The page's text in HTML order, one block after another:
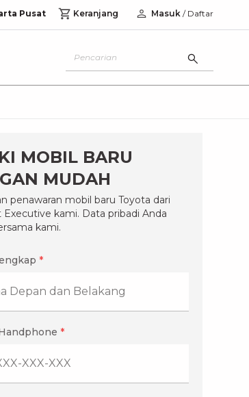
Pusat Keranjang Masuk / Daftar
MOBIL BARU
MUDAH
penawaran mobil baru Toyota dari
kami. Data pribadi Anda
kami.
*
*